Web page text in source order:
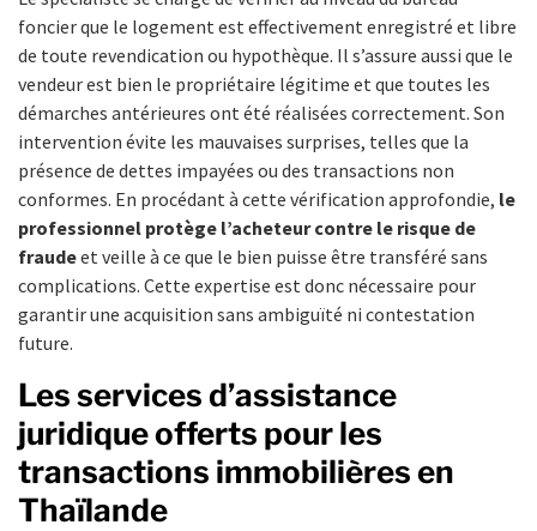
foncier que le logement est effectivement enregistré et libre
de toute revendication ou hypothèque. Il s’assure aussi que le
vendeur est bien le propriétaire légitime et que toutes les
démarches antérieures ont été réalisées correctement. Son
intervention évite les mauvaises surprises, telles que la
présence de dettes impayées ou des transactions non
conformes. En procédant à cette vérification approfondie, le
professionnel protège l’acheteur contre le risque de
fraudeet veille à ce que le bien puisse être transféré sans
complications. Cette expertise est donc nécessaire pour
garantir une acquisition sans ambiguïté ni contestation
future.
Les services d’assistance
juridique offerts pour les
transactions immobilières en
Thaïlande